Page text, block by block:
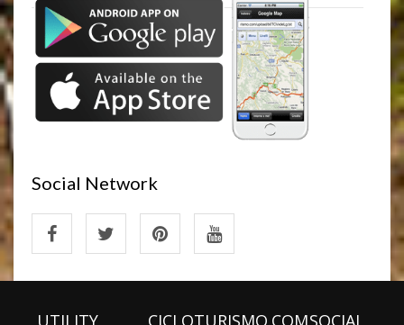
Social Network
UTILITY CICLOTURISMO.COMSOCIAL